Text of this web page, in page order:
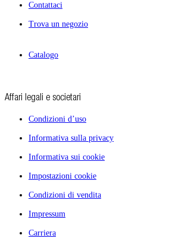
Contattaci
Trova un negozio
Catalogo
Affari legali e societari
Condizioni d’uso
Informativa sulla privacy
Informativa sui cookie
Impostazioni cookie
Condizioni di vendita
Impressum
Carriera